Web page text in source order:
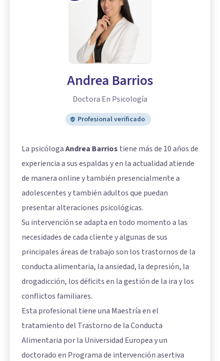
Andrea Barrios
Doctora En Psicología
Profesional verificado
La psicólogaAndrea Barrios tiene más de 10 años de
experiencia a sus espaldas y en la actualidad atiende
de manera online y también presencialmente a
adolescentes y también adultos que puedan
presentar alteraciones psicológicas.
Su intervención se adapta en todo momento a las
necesidades de cada cliente y algunas de sus
principales áreas de trabajo son los trastornos de la
conducta alimentaria, la ansiedad, la depresión, la
drogadicción, los déficits en la gestión de la ira y los
conflictos familiares.
Esta profesional tiene una Maestría en el
tratamiento del Trastorno de la Conducta
Alimentaria por la Universidad Europea y un
doctorado en Programa de intervención asertiva